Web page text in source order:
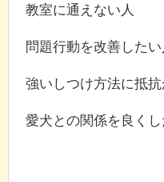
教室に通えない人
問題行動を改善したい
強いしつけ方法に抵抗
愛犬との関係を良くし